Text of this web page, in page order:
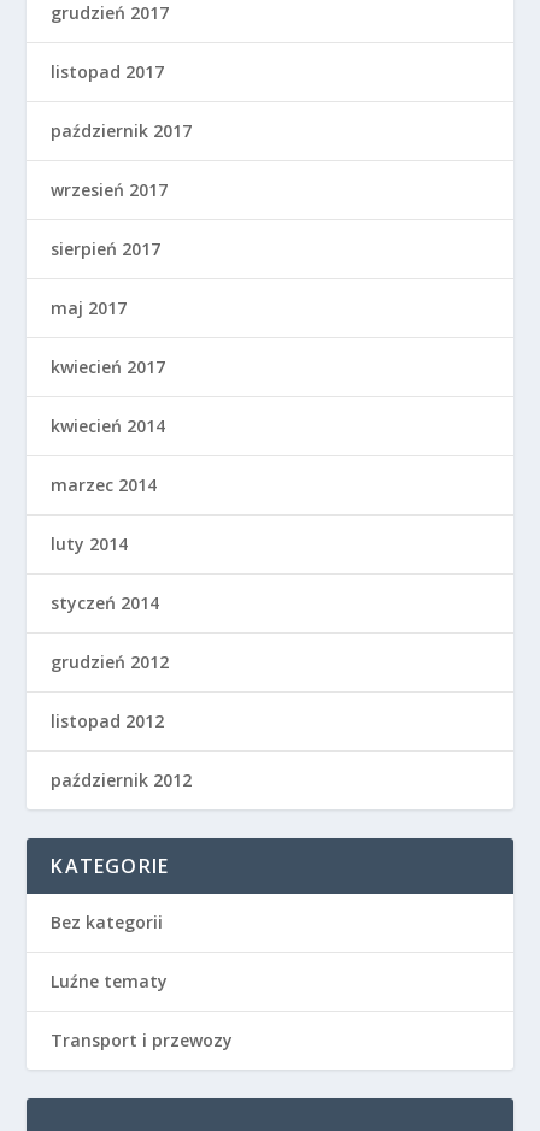
grudzień 2017
listopad 2017
październik 2017
wrzesień 2017
sierpień 2017
maj 2017
kwiecień 2017
kwiecień 2014
marzec 2014
luty 2014
styczeń 2014
grudzień 2012
listopad 2012
październik 2012
KATEGORIE
Bez kategorii
Luźne tematy
Transport i przewozy